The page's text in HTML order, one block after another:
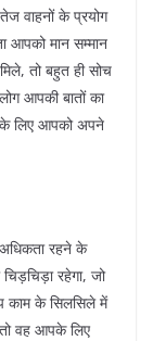
वाहनों के प्रयोग
आपको मान सम्मान
तो बहुत ही सोच
आपकी बातों का
के लिए आपको अपने
रहने के
रहेगा, जो
काम के सिलसिले में
तो वह आपके लिए